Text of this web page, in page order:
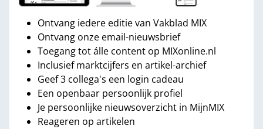
Ontvang iedere editie van Vakblad MIX
Ontvang onze email-nieuwsbrief
Toegang tot álle content op MIXonline.nl
Inclusief marktcijfers en artikel-archief
Geef 3 collega's een login cadeau
Een openbaar persoonlijk profiel
Je persoonlijke nieuwsoverzicht in MijnMIX
Reageren op artikelen